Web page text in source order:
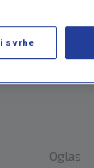
Oglas
svrhe